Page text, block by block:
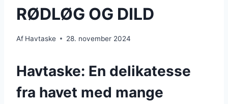
RØDLØG OG DILD
Af Havtaske 28. november 2024
Havtaske: En delikatesse
fra havet med mange